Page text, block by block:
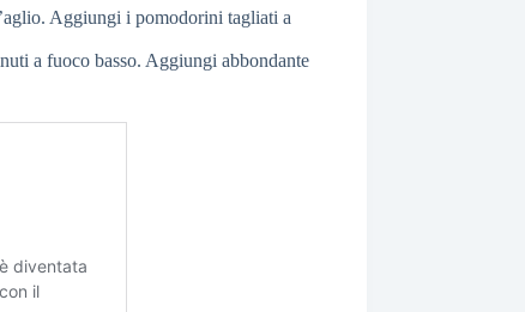
Aggiungi i pomodorini tagliati a
a fuoco basso. Aggiungi abbondante